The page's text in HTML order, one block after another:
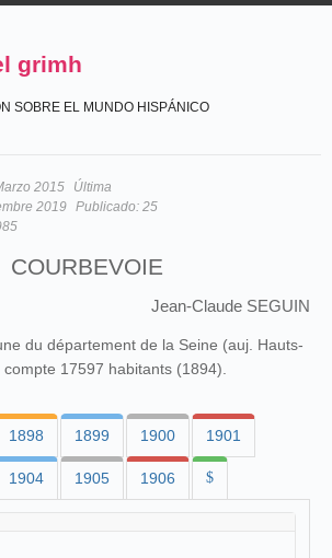
grimh
SOBRE EL MUNDO HISPÁNICO
2015
Última
2019 Publicado: 25
COURBEVOIE
Jean-Claude SEGUIN
du département de la Seine (auj. Hauts-
compte 17597 habitants (1894).
1898 1899 1900 1901
1904 1905 1906 $